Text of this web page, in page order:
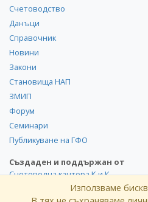
Счетоводство
Данъци
Справочник
Новини
Закони
Становища НАП
ЗМИП
Форум
Семинари
Публикуване на ГФО
Създаден и поддържан от
Счетоводна кантора К и К
Използваме